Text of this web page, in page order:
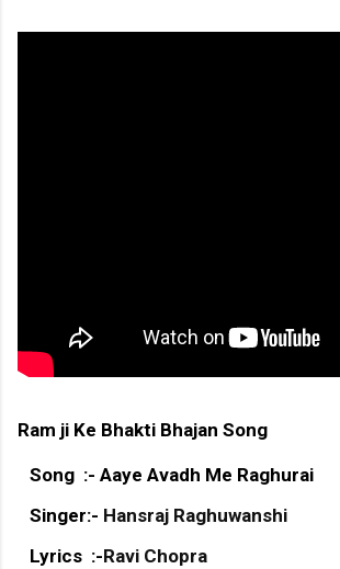
Ram ji Ke Bhakti Bhajan Song
Song :- Aaye Avadh Me Raghurai
Singer:- Hansraj Raghuwanshi
Lyrics :-Ravi Chopra